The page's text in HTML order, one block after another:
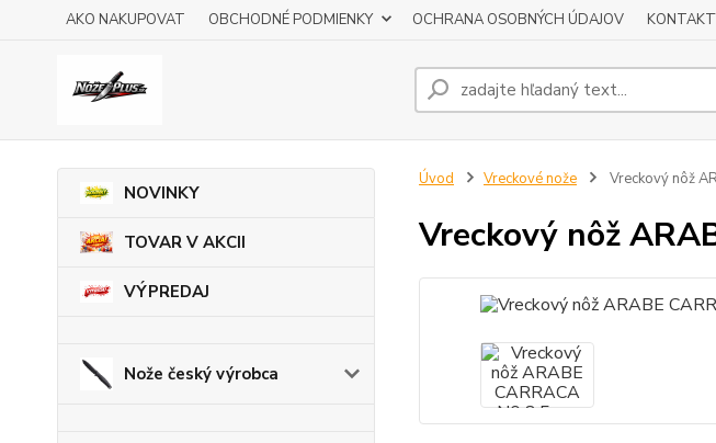
AKO NAKUPOVAT OBCHODNÉ PODMIENKY OCHRANA OSOBNÝCH ÚDAJOV
NOVINKY
TOVAR V AKCII
VÝPREDAJ
Nože český výrobca
Úvod Vreckové nože Vreckový nôž
Vreckový nôž